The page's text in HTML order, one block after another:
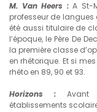
M. Van Heers :A St-
professeur de langues
été aussi titulaire de
l’époque, le Père De
la première classe
en rhétorique. Et si
rhéto en 89, 90 et 93.
Horizons : Avant
établissements